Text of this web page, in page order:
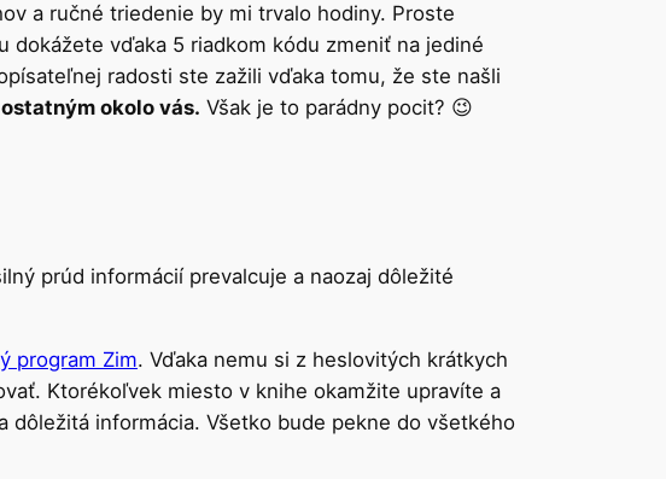
a ručné triedenie by mi trvalo hodiny. Proste
vďaka 5 riadkom kódu zmeniť na jediné
radosti ste zažili vďaka tomu, že ste našli
okolo vás. Však je to parádny pocit? 😉
prúd informácií prevalcuje a naozaj dôležité
program Zim. Vďaka nemu si z heslovitých krátkych
Ktorékoľvek miesto v knihe okamžite upravíte a
informácia. Všetko bude pekne do všetkého